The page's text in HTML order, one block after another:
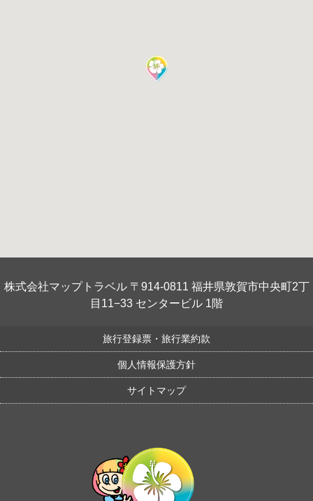
株式会社マップトラベル 〒914-0811 福井県敦賀市中央町2丁
目11−33 センタービル 1階
旅行登録票・旅行業約款
個人情報保護方針
サイトマップ